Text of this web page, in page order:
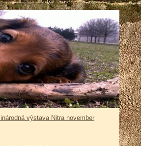
výstava Nitra november